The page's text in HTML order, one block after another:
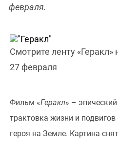
февраля.
Смотрите ленту
27 февраля
Фильм «Геракл» –
трактовка жизни и подвигов
героя на Земле. Картина